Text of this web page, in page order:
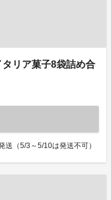
タリア菓子8袋詰め合
（5/3～5/10は発送不可）